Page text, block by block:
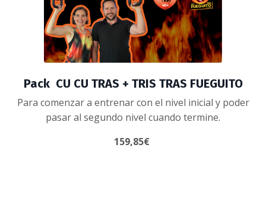
Pack CU CU TRAS + TRIS TRAS FUEGUITO
Para comenzar a entrenar con el nivel inicial y poder
pasar al segundo nivel cuando termine.
159,85€